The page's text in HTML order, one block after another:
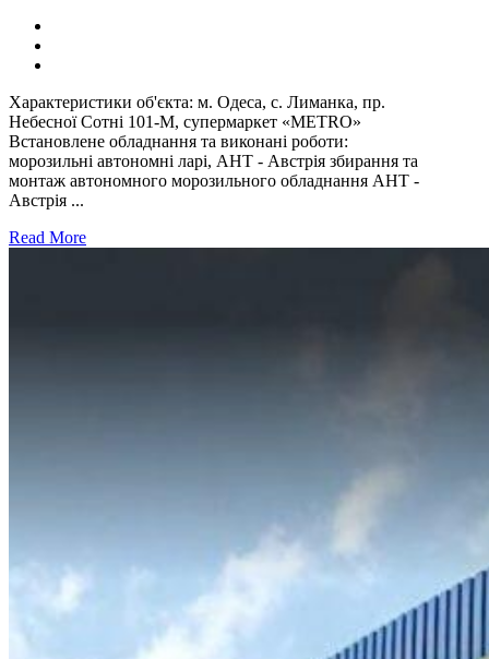
Характеристики об'єкта: м. Одеса, с. Лиманка, пр.
Небесної Сотні 101-М, супермаркет «METRO»
Встановлене обладнання та виконані роботи:
морозильні автономні ларі, AHT - Австрія збирання та
монтаж автономного морозильного обладнання AHT -
Австрія ...
Read More